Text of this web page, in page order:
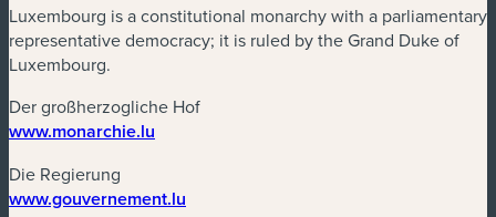
Luxembourg is a constitutional monarchy with a parliamentary
representative democracy; it is ruled by the Grand Duke of
Luxembourg.
Der großherzogliche Hof
www.monarchie.lu
Die Regierung
www.gouvernement.lu